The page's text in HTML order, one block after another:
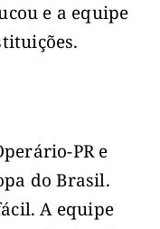
e a equipe
PR e
do Brasil.
A equipe